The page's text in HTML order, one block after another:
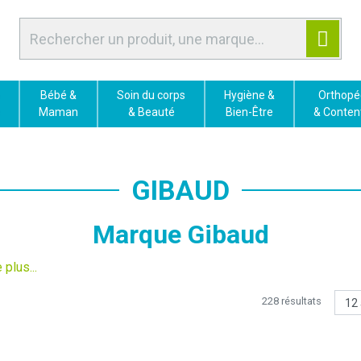
Bébé &
Maman
Soin du corps
& Beauté
Hygiène &
Bien-Être
&
GIBAUD
Marque Gibaud
est une marque française emblématique dans le domaine de
228 résultats